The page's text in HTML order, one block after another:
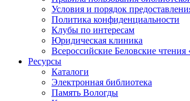
Условия и порядок
Политика конфиденциальности
Клубы по интересам
Юридическая клиника
Всероссийские Беловские чтения
Ресурсы
Каталоги
Электронная библиотека
Память Вологды